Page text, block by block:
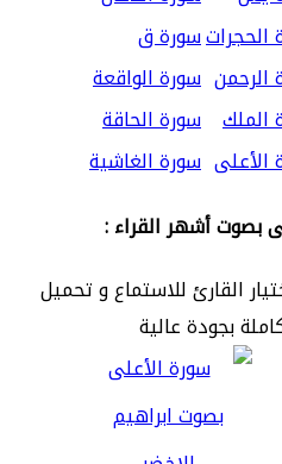
الحجراتسورة ق
الرحمن سورة الواقعة
الملك سورة الحاقة
الأعلى سورة الغاشية
بصوت أشهر القراء :
القارئ للاستماع و تحميل
بجودة عالية